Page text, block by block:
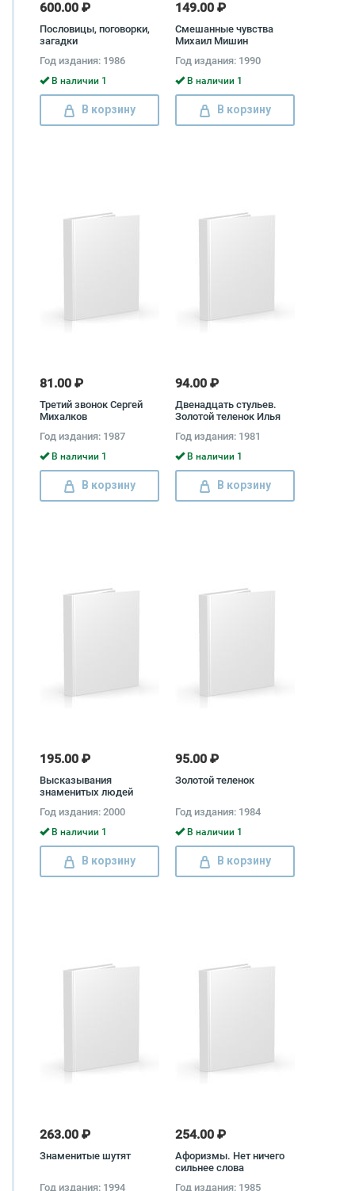
600.00 ₽
Пословицы, поговорки,
загадки
Год издания: 1986
В наличии 1
В корзину
149.00 ₽
Смешанные чувства
Михаил Мишин
Год издания: 1990
В наличии 1
В корзину
81.00 ₽
Третий звонок Сергей
Михалков
Год издания: 1987
В наличии 1
В корзину
94.00 ₽
Двенадцать стульев.
Золотой теленок Илья
Год издания: 1981
В наличии 1
В корзину
195.00 ₽
Высказывания
знаменитых людей
Год издания: 2000
В наличии 1
В корзину
95.00 ₽
Золотой теленок
Год издания: 1984
В наличии 1
В корзину
263.00 ₽
Знаменитые шутят
Год издания: 1994
254.00 ₽
Афоризмы. Нет ничего
сильнее слова
Год издания: 1985